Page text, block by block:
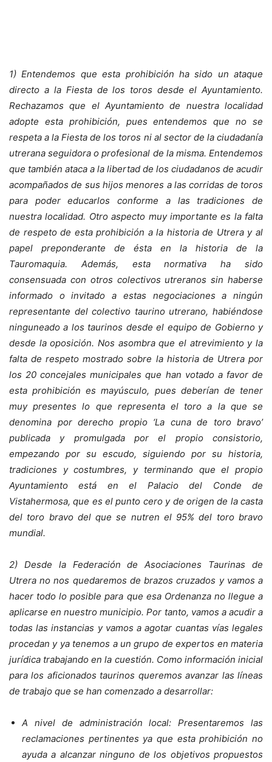
1) Entendemos que esta prohibición ha sido un ataque
directo a la Fiesta de los toros desde el Ayuntamiento.
Rechazamos que el Ayuntamiento de nuestra localidad
adopte esta prohibición, pues entendemos que no se
respeta a la Fiesta de los toros ni al sector de la ciudadanía
utrerana seguidora o profesional de la misma. Entendemos
que también ataca a la libertad de los ciudadanos de acudir
acompañados de sus hijos menores a las corridas de toros
para poder educarlos conforme a las tradiciones de
nuestra localidad. Otro aspecto muy importante es la falta
de respeto de esta prohibición a la historia de Utrera y al
papel preponderante de ésta en la historia de la
Tauromaquia. Además, esta normativa ha sido
consensuada con otros colectivos utreranos sin haberse
informado o invitado a estas negociaciones a ningún
representante del colectivo taurino utrerano, habiéndose
ninguneado a los taurinos desde el equipo de Gobierno y
desde la oposición. Nos asombra que el atrevimiento y la
falta de respeto mostrado sobre la historia de Utrera por
los 20 concejales municipales que han votado a favor de
esta prohibición es mayúsculo, pues deberían de tener
muy presentes lo que representa el toro a la que se
denomina por derecho propio ‘La cuna de toro bravo’
publicada y promulgada por el propio consistorio,
empezando por su escudo, siguiendo por su historia,
tradiciones y costumbres, y terminando que el propio
Ayuntamiento está en el Palacio del Conde de
Vistahermosa, que es el punto cero y de origen de la casta
del toro bravo del que se nutren el 95% del toro bravo
mundial.
2) Desde la Federación de Asociaciones Taurinas de
Utrera no nos quedaremos de brazos cruzados y vamos a
hacer todo lo posible para que esa Ordenanza no llegue a
aplicarse en nuestro municipio. Por tanto, vamos a acudir a
todas las instancias y vamos a agotar cuantas vías legales
procedan y ya tenemos a un grupo de expertos en materia
jurídica trabajando en la cuestión. Como información inicial
para los aficionados taurinos queremos avanzar las líneas
de trabajo que se han comenzado a desarrollar:
A nivel de administración local: Presentaremos las
reclamaciones pertinentes ya que esta prohibición no
ayuda a alcanzar ninguno de los objetivos propuestos